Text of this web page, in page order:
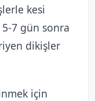
kesi
5-7 gün sonra
dikişler
için